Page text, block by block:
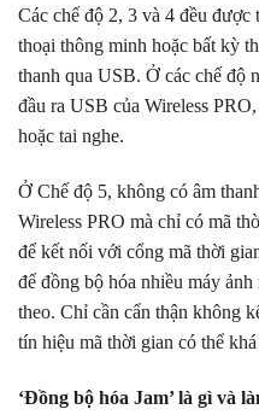
Các chế độ 2, 3 và 4 đều
thoại thông minh hoặc bất kỳ
thanh qua USB. Ở các chế độ
đầu ra USB của Wireless
hoặc tai nghe.
Ở Chế độ 5, không có âm
Wireless PRO mà chỉ có mã
để kết nối với cổng mã thời
để đồng bộ hóa nhiều máy
theo. Chỉ cần cẩn thận không
tín hiệu mã thời gian có thể
‘Đồng bộ hóa Jam’ là gì và